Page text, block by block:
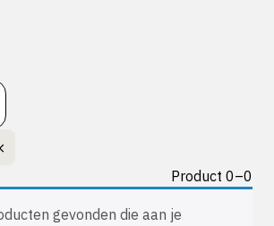
Product 0–0
gevonden die aan je